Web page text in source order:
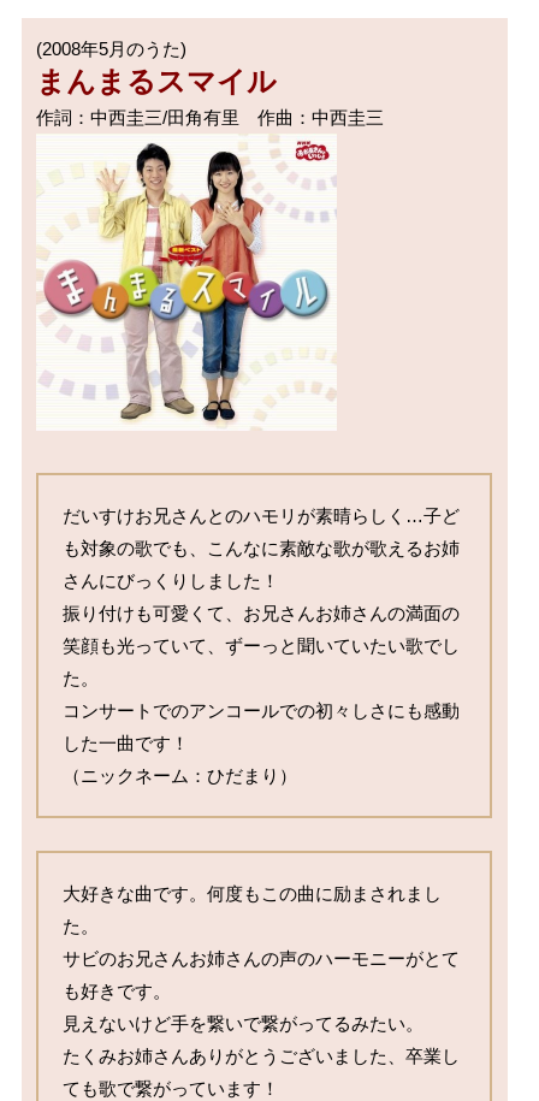
まんまるスマイル
だいすけお兄さんとのハモリが素晴らしく…子ど
も対象の歌でも、こんなに素敵な歌が歌えるお姉
さんにびっくりしました！
振り付けも可愛くて、お兄さんお姉さんの満面の
笑顔も光っていて、ずーっと聞いていたい歌でし
た。
コンサートでのアンコールでの初々しさにも感動
した一曲です！
（ニックネーム：ひだまり）
大好きな曲です。何度もこの曲に励まされまし
た。
サビのお兄さんお姉さんの声のハーモニーがとて
も好きです。
見えないけど手を繋いで繋がってるみたい。
たくみお姉さんありがとうございました、卒業し
ても歌で繋がっています！